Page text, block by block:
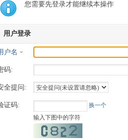
您需要先登录才能继续本操作
用户登录
户名
码:
全提问:
证码:
换一个
输入下图中的字符